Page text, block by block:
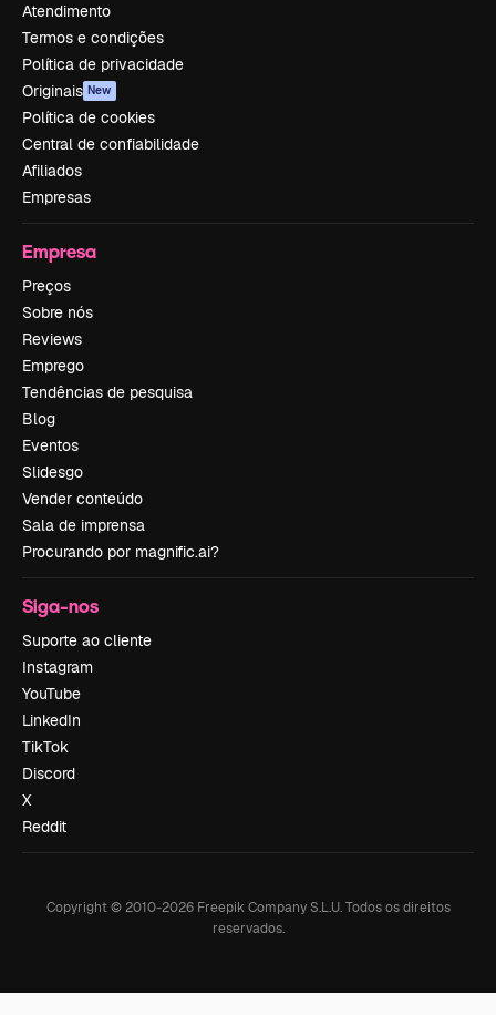
Atendimento
Termos e condições
Política de privacidade
Originais New
Política de cookies
Central de confiabilidade
Afiliados
Empresas
Empresa
Preços
Sobre nós
Reviews
Emprego
Tendências de pesquisa
Blog
Eventos
Slidesgo
Vender conteúdo
Sala de imprensa
Procurando por magnific.ai?
Siga-nos
Suporte ao cliente
Instagram
YouTube
LinkedIn
TikTok
Discord
X
Reddit
Copyright © 2010-2026Freepik Company S.L.U. Todos os direitos
reservados.